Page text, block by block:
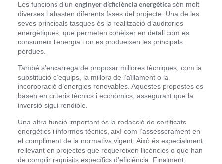
Les funcions d’unenginyer d’eficiència energèticasón molt
diverses i abasten diferents fases del projecte. Una de les
seves principals tasques és la realització d’auditories
energètiques, que permeten conèixer en detall com es
consumeix l’energia i on es produeixen les principals
pèrdues.
També s’encarrega de proposar millores tècniques, com la
substitució d’equips, la millora de l’aïllament o la
incorporació d’energies renovables. Aquestes propostes es
basen en criteris tècnics i econòmics, assegurant que la
inversió sigui rendible.
Una altra funció important és la redacció de certificats
energètics i informes tècnics, així com l’assessorament en
el compliment de la normativa vigent. Això és especialment
rellevant en projectes que requereixen llicències o que han
de complir requisits específics d’eficiència. Finalment,